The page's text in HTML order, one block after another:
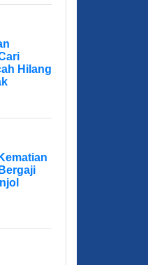
Hilang